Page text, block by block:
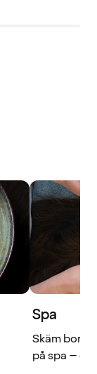
Spa
Skäm bort
på spa –